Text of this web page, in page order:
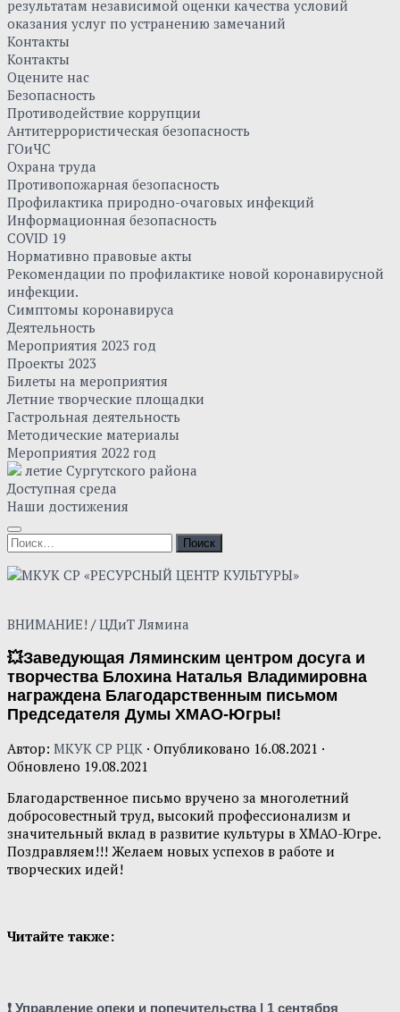
результатам независимой оценки качества условий
оказания услуг по устранению замечаний
Контакты
Контакты
Оцените нас
Безопасность
Противодействие коррупции
Антитеррористическая безопасность
ГОиЧС
Охрана труда
Противопожарная безопасность
Профилактика природно-очаговых инфекций
Информационная безопасность
COVID 19
Нормативно правовые акты
Рекомендации по профилактике новой коронавирусной
инфекции.
Симптомы коронавируса
Деятельность
Мероприятия 2023 год
Проекты 2023
Билеты на мероприятия
Летние творческие площадки
Гастрольная деятельность
Методические материалы
Мероприятия 2022 год
летие Сургутского района
Доступная среда
Наши достижения
Найти:
ВНИМАНИЕ! / ЦДиТ Лямина
💥Заведующая Ляминским центром досуга и
творчества Блохина Наталья Владимировна
награждена Благодарственным письмом
Председателя Думы ХМАО-Югры!
Автор: МКУК СР РЦК · Опубликовано 16.08.2021 ·
Обновлено 19.08.2021
Благодарственное письмо вручено за многолетний
добросовестный труд, высокий профессионализм и
значительный вклад в развитие культуры в ХМАО-Югре.
Поздравляем!!! Желаем новых успехов в работе и
творческих идей!
Читайте также:
❗ Управление опеки и попечительства | 1 сентября